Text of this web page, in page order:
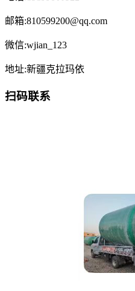
邮箱:810599200@qq.com
微信:wjian_123
地址:新疆克拉玛依
扫码联系